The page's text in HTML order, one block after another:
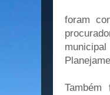
foram